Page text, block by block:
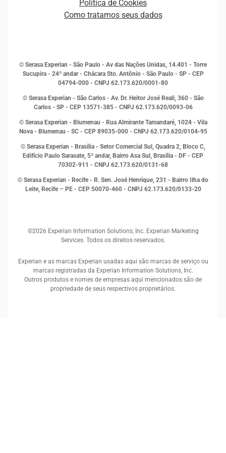
Estudos e Pesquisas
Inovação e Tecnologia
Leis e impostos
Marketing
Open Finance
Proteção de Dados
Sustentabilidade Corporativa
Sala de Imprensa
Política de Cookies
Como tratamos seus dados
© Serasa Experian - São Paulo - Av das Nações Unidas, 14.401 - Torre
Sucupira - 24º andar - Chácara Sto. Antônio - São Paulo - SP - CEP
04794-000 - CNPJ 62.173.620/0001-80
© Serasa Experian - São Carlos - Av. Dr. Heitor José Reali, 360 - São
Carlos - SP - CEP 13571-385 - CNPJ 62.173.620/0093-06
© Serasa Experian - Blumenau - Rua Almirante Tamandaré, 1024 - Vila
Nova - Blumenau - SC - CEP 89035-000 - CNPJ 62.173.620/0104-95
© Serasa Experian - Brasília - Setor Comercial Sul, Quadra 2, Bloco C,
Edifício Paulo Sarasate, 5º andar, Bairro Asa Sul, Brasília - DF - CEP
70302-911 - CNPJ 62.173.620/0131-68
© Serasa Experian - Recife - R. Sen. José Henrique, 231 - Bairro Ilha do
Leite, Recife – PE - CEP 50070-460 - CNPJ 62.173.620/0133-20
©2026 Experian Information Solutions, Inc. Experian Marketing
Services. Todos os direitos reservados.
Experian e as marcas Experian usadas aqui são marcas de serviço ou
marcas registradas da Experian Information Solutions, Inc.
Outros produtos e nomes de empresas aqui mencionados são de
propriedade de seus respectivos proprietários.